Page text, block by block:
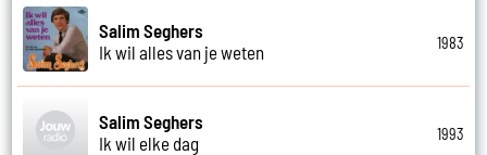
Salim Seghers
Ik wil alles van je weten
1983
Salim Seghers
Ik wil elke dag
1993